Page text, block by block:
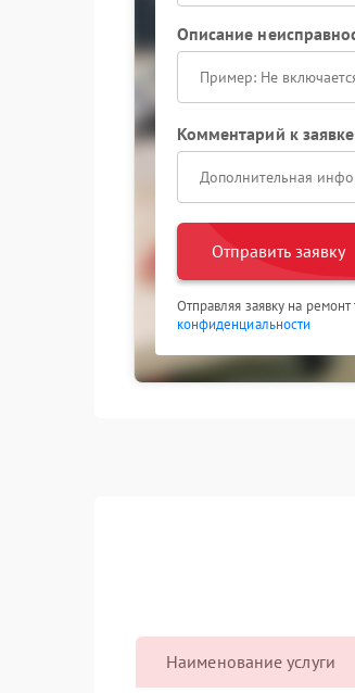
Описание
Комментарий к
Отправить заявку
Отправляя заявку на
конфиденциальности
Наименование услуги